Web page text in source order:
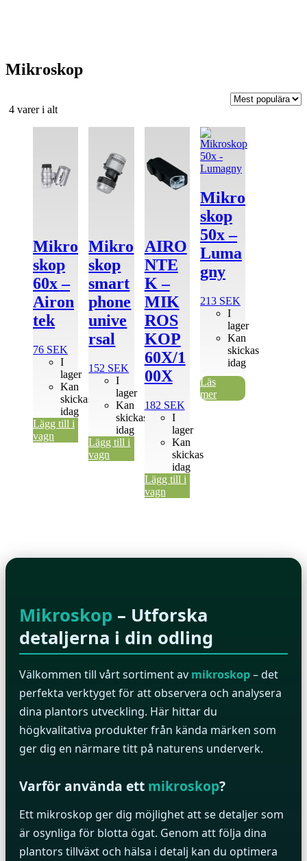
Mikroskop
4 varer i altSortera
Mikro
skop
60x –
Airon
tek
76 SEK
I
lager
Kan
skickas
idag
Lägg till i
vagn
Mikro
skop
smart
phone
unive
rsal
152 SEK
I
lager
Kan
skickas
idag
Lägg till i
vagn
AIRO
NTE
K –
MIK
ROS
KOP
60X/1
00X
182 SEK
I
lager
Kan
skickas
idag
Lägg till i
vagn
Mikro
skop
50x –
Luma
gny
213 SEK
I
lager
Kan
skickas
idag
Läs
mer
Mikroskop – Utforska
detaljerna i din odling
Välkommen till vårt sortiment av mikroskop– det
perfekta verktyget för att observera och analysera
dina plantors utveckling. Här hittar du
högkvalitativa produkter från kända märken som
ger dig en närmare titt på naturens underverk.
Varför använda ett mikroskop?
Ett mikroskop ger dig möjlighet att se detaljer som
är osynliga för blotta ögat. Genom att följa dina
plantors tillväxt och hälsa i detalj kan du optimera